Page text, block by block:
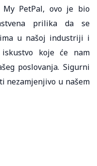
PetPal, ovo je bio
prilika da se
u našoj industriji i
koje će nam
poslovanja. Sigurni
nezamjenjivo u našem